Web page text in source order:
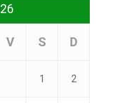
V S D
1 2